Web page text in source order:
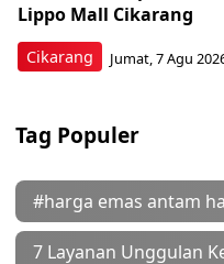
Cikarang
Lippo Mall Cikarang
Jumat, 7 Agu
Tag Populer
#harga emas antam
7 Layanan Unggulan